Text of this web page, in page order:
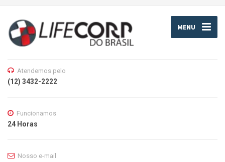
MENU
Atendemos pelo
(12) 3432-2222
Funcionamos
24 Horas
Nosso e-mail